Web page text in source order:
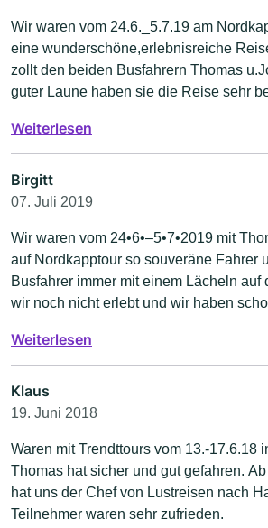
Wir waren vom 24.6._5.7.19 am
eine wunderschöne,erlebnisreiche
zollt den beiden Busfahrern Thomas
guter Laune haben sie die Reise sehr
u.Margarete
Weiterlesen
Birgitt
07. Juli 2019
Wir waren vom 24•6•–5•7•2019 mit
auf Nordkapptour so souveräne Fahrer
Busfahrer immer mit einem Lächeln auf
wir noch nicht erlebt und wir haben
versprach täglich Abwechslung und die
immer gut gekühlt. Außerdem ein
wie seine Westentasche kennt. Danke
Nordkapp und die Lofoten aus diese
Weiterlesen
Klaus
19. Juni 2018
Waren mit Trendttours vom 13.-17.6.18
Thomas hat sicher und gut gefahren.
hat uns der Chef von Lustreisen nach
Teilnehmer waren sehr zufrieden.